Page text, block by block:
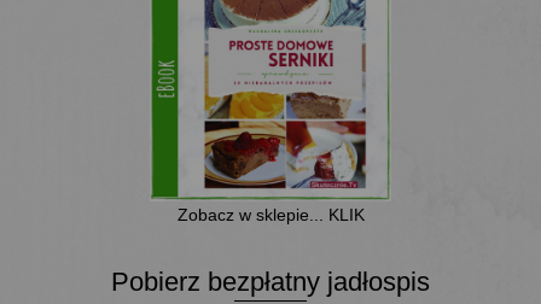
Zobacz w sklepie... KLIK
Pobierz bezpłatny jadłospis